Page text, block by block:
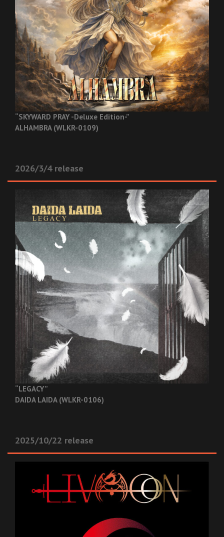
“SKYWARD PRAY -Deluxe Edition-”
ALHAMBRA (WLKR-0109)
2026/3/4 release
“LEGACY”
DAIDA LAIDA (WLKR-0106)
2025/10/22 release